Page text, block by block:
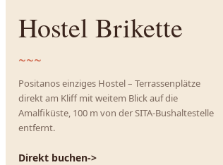
Hostel Brikette
~~~
Positanos einziges Hostel – Terrassenplätze
direkt am Kliff mit weitem Blick auf die
Amalfiküste, 100 m von der SITA-Bushaltestelle
entfernt.
Direkt buchen->